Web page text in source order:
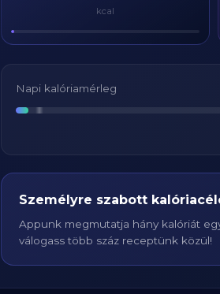
kcal
Napi kalóriamérleg
Személyre szabott
Appunk megmutatja hány kalóriát
válogass több száz receptünk közül!